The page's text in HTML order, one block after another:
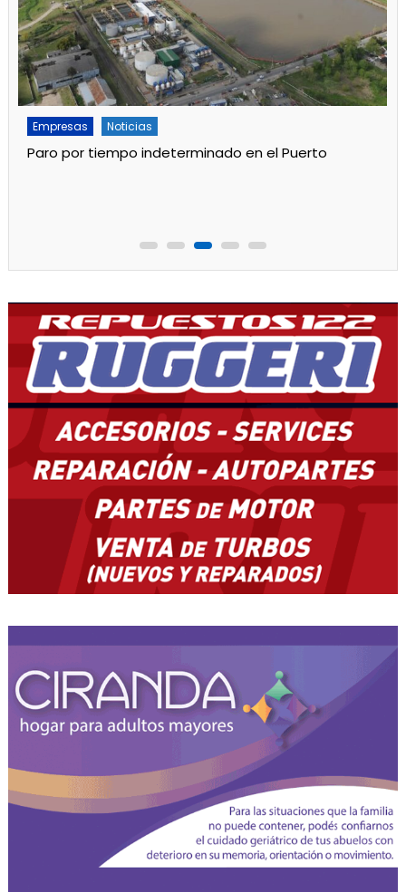
Empresas Noticias
Paro por tiempo indeterminado en el Puerto